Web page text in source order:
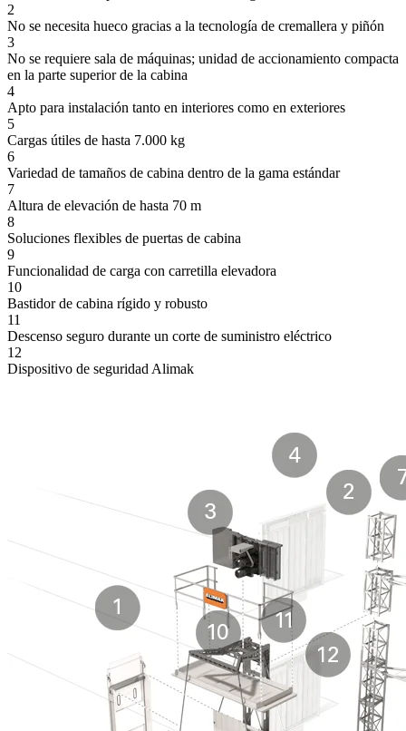
2
No se necesita hueco gracias a la tecnología de cremallera y piñón
3
No se requiere sala de máquinas; unidad de accionamiento compacta
en la parte superior de la cabina
4
Apto para instalación tanto en interiores como en exteriores
5
Cargas útiles de hasta 7.000 kg
6
Variedad de tamaños de cabina dentro de la gama estándar
7
Altura de elevación de hasta 70 m
8
Soluciones flexibles de puertas de cabina
9
Funcionalidad de carga con carretilla elevadora
10
Bastidor de cabina rígido y robusto
11
Descenso seguro durante un corte de suministro eléctrico
12
Dispositivo de seguridad Alimak